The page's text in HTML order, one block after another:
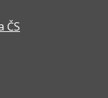
ČS